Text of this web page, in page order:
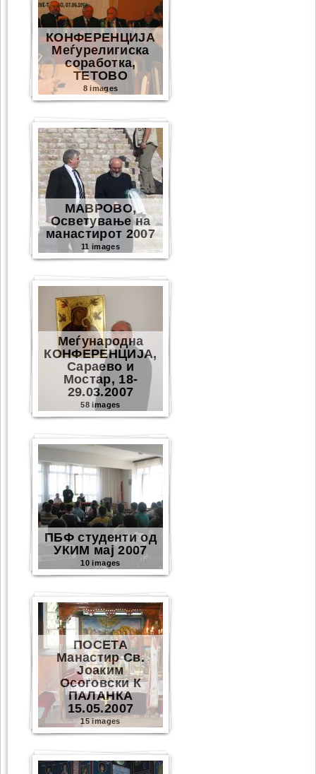
КОНФЕРЕНЦИЈА
Меѓурелигиска
соработка,
ТЕТОВО
8 images
МАВРОВО,
Осветување на
манастирот 2007
11 images
Меѓународна
КОНФЕРЕНЦИЈА,
Сараево и
Мостар, 18-
29.03.2007
58 images
ПБФ студенти од
УКИМ мај 2007
10 images
ПОСЕТА
Манастир Св.
Јоаким
Осоговски К
ПАЛАНКА
15.05.2007
15 images